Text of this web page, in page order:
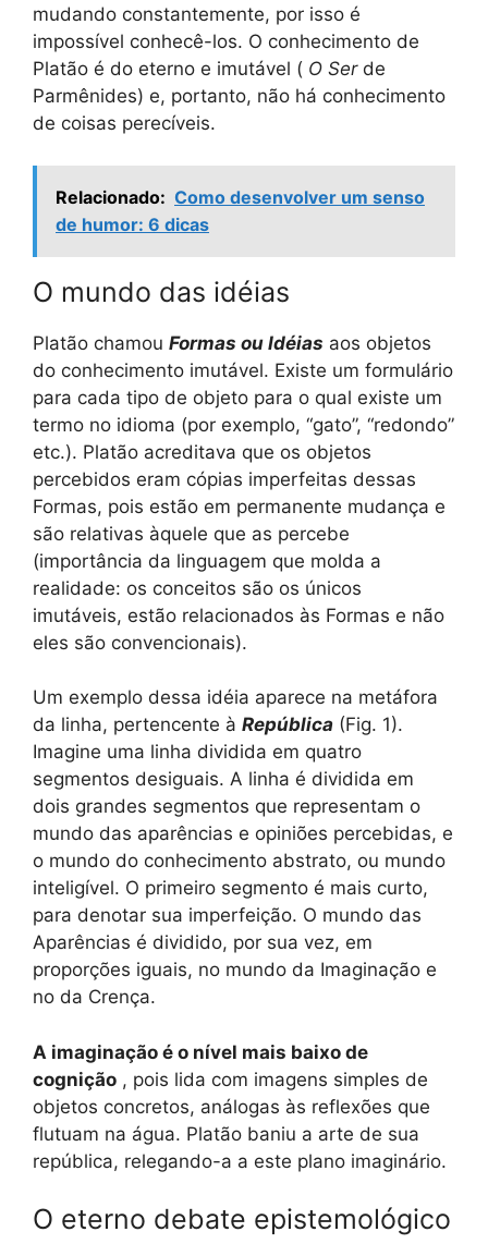
mudando constantemente, por isso é
impossível conhecê-los. O conhecimento de
Platão é do eterno e imutável ( O Serde
Parmênides) e, portanto, não há conhecimento
de coisas perecíveis.
Relacionado: Como desenvolver um senso
de humor: 6 dicas
O mundo das idéias
Platão chamou Formas ou Idéias aos objetos
do conhecimento imutável. Existe um formulário
para cada tipo de objeto para o qual existe um
termo no idioma (por exemplo, “gato”, “redondo”
etc.). Platão acreditava que os objetos
percebidos eram cópias imperfeitas dessas
Formas, pois estão em permanente mudança e
são relativas àquele que as percebe
(importância da linguagem que molda a
realidade: os conceitos são os únicos
imutáveis, estão relacionados às Formas e não
eles são convencionais).
Um exemplo dessa idéia aparece na metáfora
da linha, pertencente à República (Fig. 1).
Imagine uma linha dividida em quatro
segmentos desiguais. A linha é dividida em
dois grandes segmentos que representam o
mundo das aparências e opiniões percebidas, e
o mundo do conhecimento abstrato, ou mundo
inteligível. O primeiro segmento é mais curto,
para denotar sua imperfeição. O mundo das
Aparências é dividido, por sua vez, em
proporções iguais, no mundo da Imaginação e
no da Crença.
A imaginação é o nível mais baixo de
cognição , pois lida com imagens simples de
objetos concretos, análogas às reflexões que
flutuam na água. Platão baniu a arte de sua
república, relegando-a a este plano imaginário.
O eterno debate epistemológico